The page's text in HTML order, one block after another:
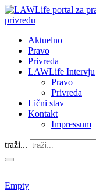
privredu
Aktuelno
Pravo
Privreda
LAWLife Intervju
Pravo
Privreda
Lični stav
Kontakt
Impressum
traži...
Empty